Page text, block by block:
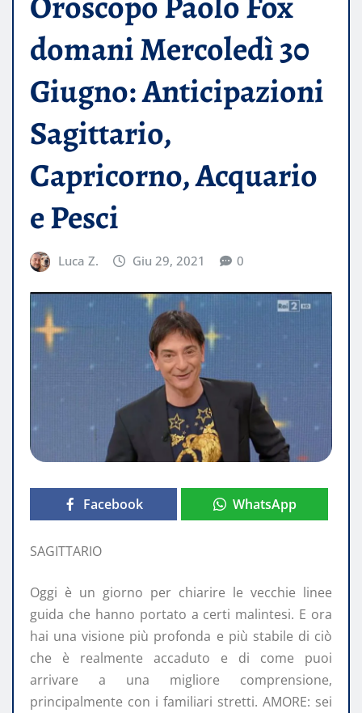
domani Mercoledì 30
Giugno: Anticipazioni
Sagittario,
Capricorno, Acquario
e Pesci
Luca Z. Giu 29, 2021 0
Facebook WhatsApp
SAGITTARIO
Oggi è un giorno per chiarire le vecchie linee
guida che hanno portato a certi malintesi. E ora
hai una visione più profonda e più stabile di ciò
che è realmente accaduto e di come puoi
arrivare a una migliore comprensione,
principalmente con i familiari stretti. AMORE: sei